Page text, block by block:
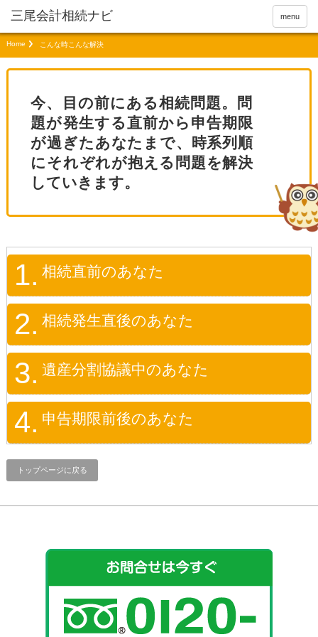
menu
Home こんな時こんな解決
今、目の前にある相続問題。問
題が発生する直前から申告期限
が過ぎたあなたまで、時系列順
にそれぞれが抱える問題を解決
していきます。
1. 相続直前のあなた
2. 相続発生直後のあなた
3. 遺産分割協議中のあなた
4. 申告期限前後のあなた
トップページに戻る